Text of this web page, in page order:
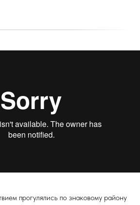
прогулялись по знаковому району